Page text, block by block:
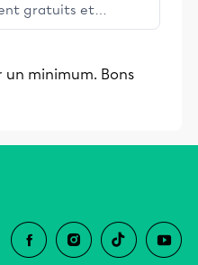
gratuits et
engage les élèves
minimum. Bons